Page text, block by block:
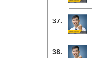
37.
38.